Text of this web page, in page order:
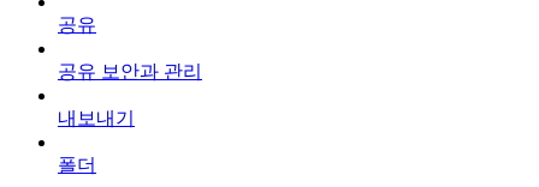
공유
공유 보안과 관리
내보내기
폴더